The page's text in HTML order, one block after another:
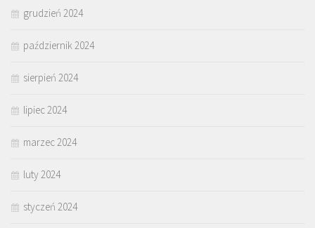
grudzień 2024
październik 2024
sierpień 2024
lipiec 2024
marzec 2024
luty 2024
styczeń 2024